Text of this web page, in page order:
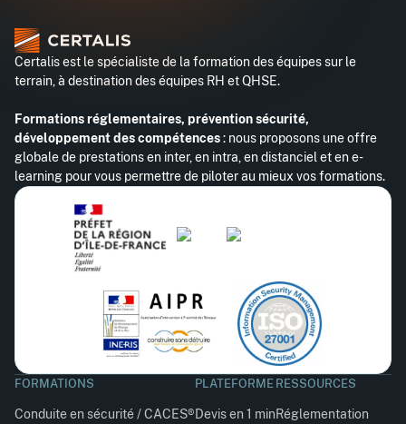
Certalis est le spécialiste de la formation des équipes sur le
terrain, à destination des équipes RH et QHSE.
Formations réglementaires, prévention sécurité,
développement des compétences: nous proposons une offre
globale de prestations en inter, en intra, en distanciel et en e-
learning pour vous permettre de piloter au mieux vos formations.
FORMATIONS
Conduite en sécurité / CACES®
PLATEFORME
Devis en 1 min
RESSOURCES
Réglementation